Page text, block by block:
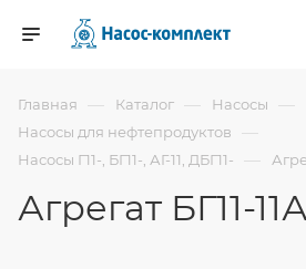
Главная — Каталог — Насосы —
Насосы для нефтепродуктов —
Насосы Г11-, БГ11-, АГ-11, ДБГ11- —
Агрегат БГ11-11А